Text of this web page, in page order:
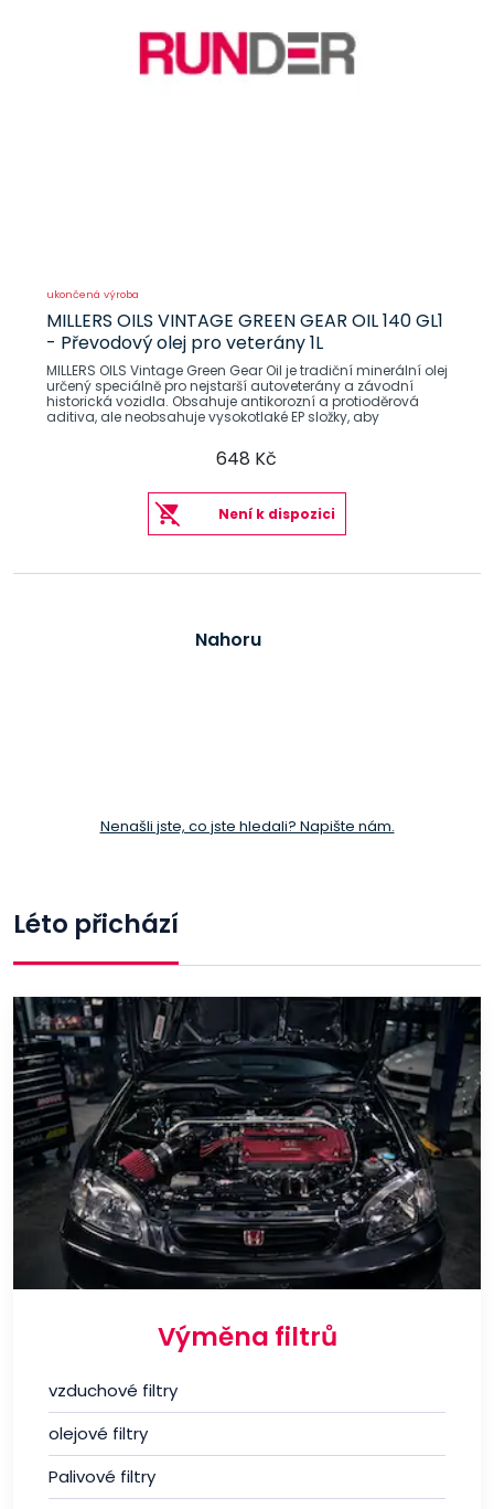
ukončená výroba
MILLERS OILS VINTAGE GREEN GEAR OIL 140 GL1
- Převodový olej pro veterány 1L
MILLERS OILS Vintage Green Gear Oil je tradiční minerální olej
určený speciálně pro nejstarší autoveterány a závodní
historická vozidla. Obsahuje antikorozní a protioděrová
aditiva, ale neobsahuje vysokotlaké EP složky, aby
648 Kč
Není k dispozici
Nahoru
Nenašli jste, co jste hledali? Napište nám.
Léto přichází
Výměna filtrů
vzduchové filtry
olejové filtry
Palivové filtry